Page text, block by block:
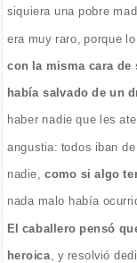
siquiera una pobre
era muy raro, porque
con la misma cara de
había salvado de un
haber nadie que les
angustia: todos iban
nadie, como si algo
nada malo había
El caballero pensó
heroica , y resolvió